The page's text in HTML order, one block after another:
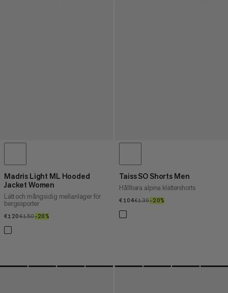
Madris Light ML Hooded
Jacket Women
Lätt och mångsidig mellanlager för
bergssporter
€120€120
€150€150
–20%
Taiss SO Shorts Men
Hållbara alpina klättershorts
€104€104
€130€130
–20%